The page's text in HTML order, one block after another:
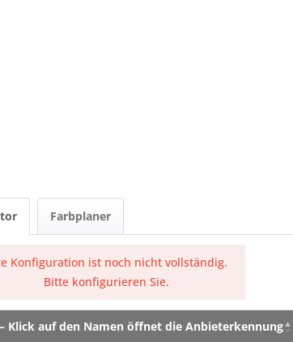
Farbplaner
Konfiguration ist noch nicht vollständig.
Bitte konfigurieren Sie.
Klick auf den Namen öffnet die Anbieterkennung